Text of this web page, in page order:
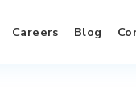
Careers Blog